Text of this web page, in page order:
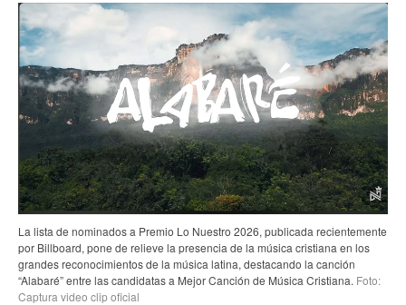
La lista de nominados a Premio Lo Nuestro 2026, publicada recientemente
por Billboard, pone de relieve la presencia de la música cristiana en los
grandes reconocimientos de la música latina, destacando la canción
“Alabaré” entre las candidatas a Mejor Canción de Música Cristiana. Foto:
Captura video clip oficial